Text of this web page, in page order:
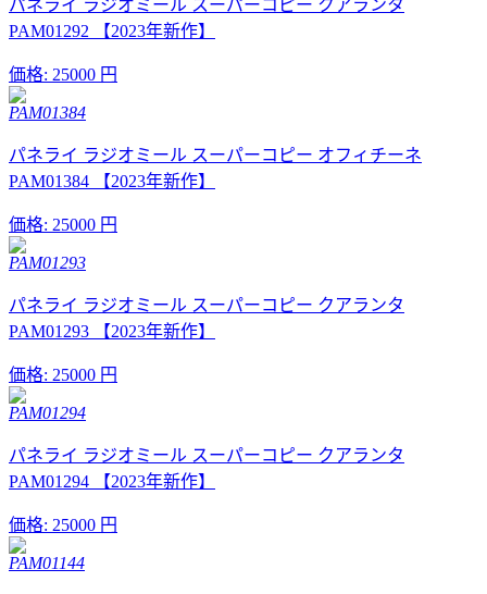
パネライ ラジオミール スーパーコピー クアランタ
PAM01292 【2023年新作】
価格: 25000 円
PAM01384
パネライ ラジオミール スーパーコピー オフィチーネ
PAM01384 【2023年新作】
価格: 25000 円
PAM01293
パネライ ラジオミール スーパーコピー クアランタ
PAM01293 【2023年新作】
価格: 25000 円
PAM01294
パネライ ラジオミール スーパーコピー クアランタ
PAM01294 【2023年新作】
価格: 25000 円
PAM01144